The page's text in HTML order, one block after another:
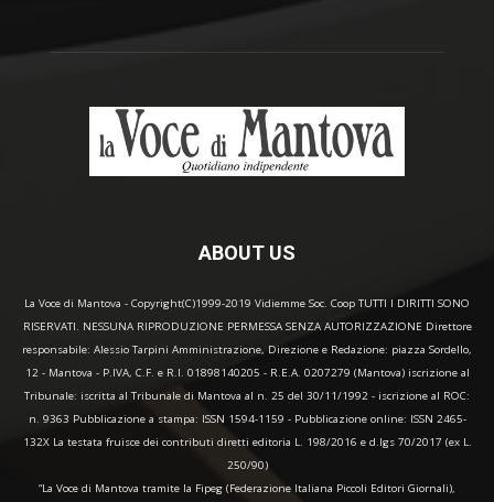
ABOUT US
La Voce di Mantova - Copyright(C)1999-2019 Vidiemme Soc. Coop TUTTI I DIRITTI SONO
RISERVATI. NESSUNA RIPRODUZIONE PERMESSA SENZA AUTORIZZAZIONE Direttore
responsabile: Alessio Tarpini Amministrazione, Direzione e Redazione: piazza Sordello,
12 - Mantova - P.IVA, C.F. e R.I. 01898140205 - R.E.A. 0207279 (Mantova) iscrizione al
Tribunale: iscritta al Tribunale di Mantova al n. 25 del 30/11/1992 - iscrizione al ROC:
n. 9363 Pubblicazione a stampa: ISSN 1594-1159 - Pubblicazione online: ISSN 2465-
132X La testata fruisce dei contributi diretti editoria L. 198/2016 e d.lgs 70/2017 (ex L.
250/90)
“La Voce di Mantova tramite la Fipeg (Federazione Italiana Piccoli Editori Giornali),